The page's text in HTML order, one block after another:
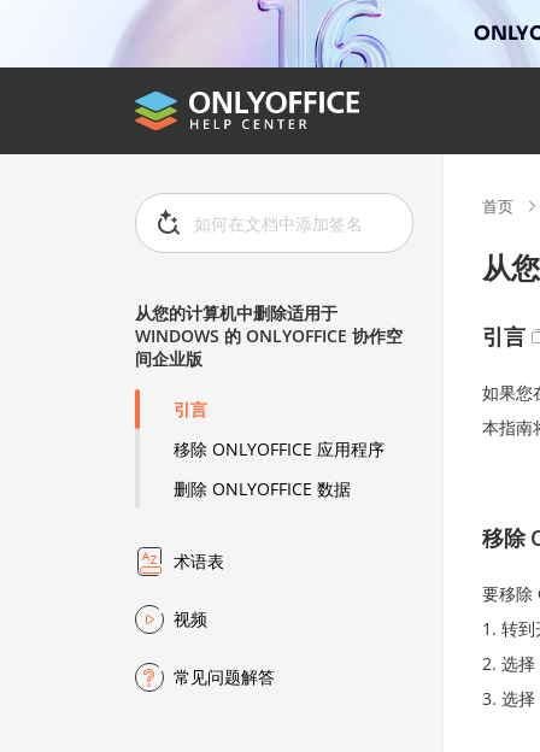
从您的计算机中删除适用于
WINDOWS 的 ONLYOFFICE 协作空
间企业版
引言
移除 ONLYOFFICE 应用程序
删除 ONLYOFFICE 数据
术语表
视频
常见问题解答
首页
从
引言
如果您
本指南
移除
要移除
转
选择
选择